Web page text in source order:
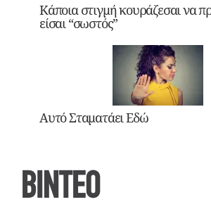
Κάποια στιγμή κουράζεσαι να
είσαι “σωστός”
Αυτό Σταματάει Εδώ
ΒΙΝΤΕΟ